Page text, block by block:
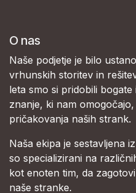
O nas
Naše podjetje je bilo
vrhunskih storitev in
leta smo si pridobili
znanje, ki nam
pričakovanja naših strank.
Naša ekipa je sestavljena
so specializirani na
kot enoten tim, da
naše stranke.